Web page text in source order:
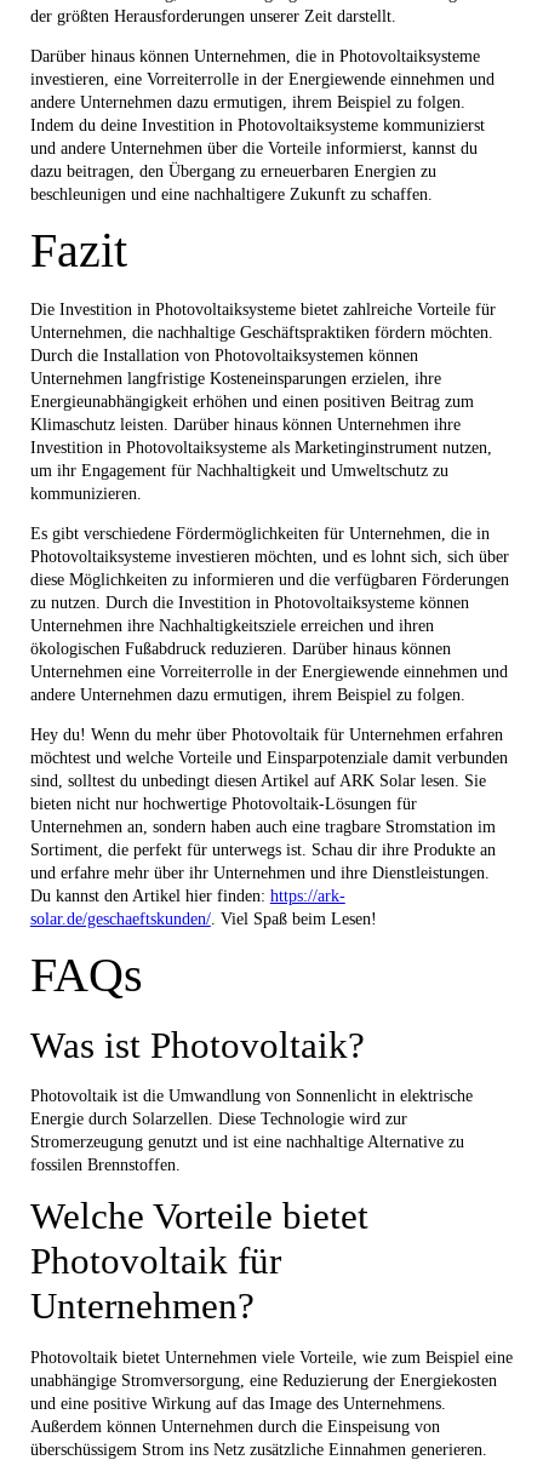
der größten Herausforderungen unserer Zeit darstellt.
Darüber hinaus können Unternehmen, die in Photovoltaiksysteme
investieren, eine Vorreiterrolle in der Energiewende einnehmen und
andere Unternehmen dazu ermutigen, ihrem Beispiel zu folgen.
Indem du deine Investition in Photovoltaiksysteme kommunizierst
und andere Unternehmen über die Vorteile informierst, kannst du
dazu beitragen, den Übergang zu erneuerbaren Energien zu
beschleunigen und eine nachhaltigere Zukunft zu schaffen.
Fazit
Die Investition in Photovoltaiksysteme bietet zahlreiche Vorteile für
Unternehmen, die nachhaltige Geschäftspraktiken fördern möchten.
Durch die Installation von Photovoltaiksystemen können
Unternehmen langfristige Kosteneinsparungen erzielen, ihre
Energieunabhängigkeit erhöhen und einen positiven Beitrag zum
Klimaschutz leisten. Darüber hinaus können Unternehmen ihre
Investition in Photovoltaiksysteme als Marketinginstrument nutzen,
um ihr Engagement für Nachhaltigkeit und Umweltschutz zu
kommunizieren.
Es gibt verschiedene Fördermöglichkeiten für Unternehmen, die in
Photovoltaiksysteme investieren möchten, und es lohnt sich, sich über
diese Möglichkeiten zu informieren und die verfügbaren Förderungen
zu nutzen. Durch die Investition in Photovoltaiksysteme können
Unternehmen ihre Nachhaltigkeitsziele erreichen und ihren
ökologischen Fußabdruck reduzieren. Darüber hinaus können
Unternehmen eine Vorreiterrolle in der Energiewende einnehmen und
andere Unternehmen dazu ermutigen, ihrem Beispiel zu folgen.
Hey du! Wenn du mehr über Photovoltaik für Unternehmen erfahren
möchtest und welche Vorteile und Einsparpotenziale damit verbunden
sind, solltest du unbedingt diesen Artikel auf ARK Solar lesen. Sie
bieten nicht nur hochwertige Photovoltaik-Lösungen für
Unternehmen an, sondern haben auch eine tragbare Stromstation im
Sortiment, die perfekt für unterwegs ist. Schau dir ihre Produkte an
und erfahre mehr über ihr Unternehmen und ihre Dienstleistungen.
Du kannst den Artikel hier finden: https://ark-
solar.de/geschaeftskunden/. Viel Spaß beim Lesen!
FAQs
Was ist Photovoltaik?
Photovoltaik ist die Umwandlung von Sonnenlicht in elektrische
Energie durch Solarzellen. Diese Technologie wird zur
Stromerzeugung genutzt und ist eine nachhaltige Alternative zu
fossilen Brennstoffen.
Welche Vorteile bietet
Photovoltaik für
Unternehmen?
Photovoltaik bietet Unternehmen viele Vorteile, wie zum Beispiel eine
unabhängige Stromversorgung, eine Reduzierung der Energiekosten
und eine positive Wirkung auf das Image des Unternehmens.
Außerdem können Unternehmen durch die Einspeisung von
überschüssigem Strom ins Netz zusätzliche Einnahmen generieren.